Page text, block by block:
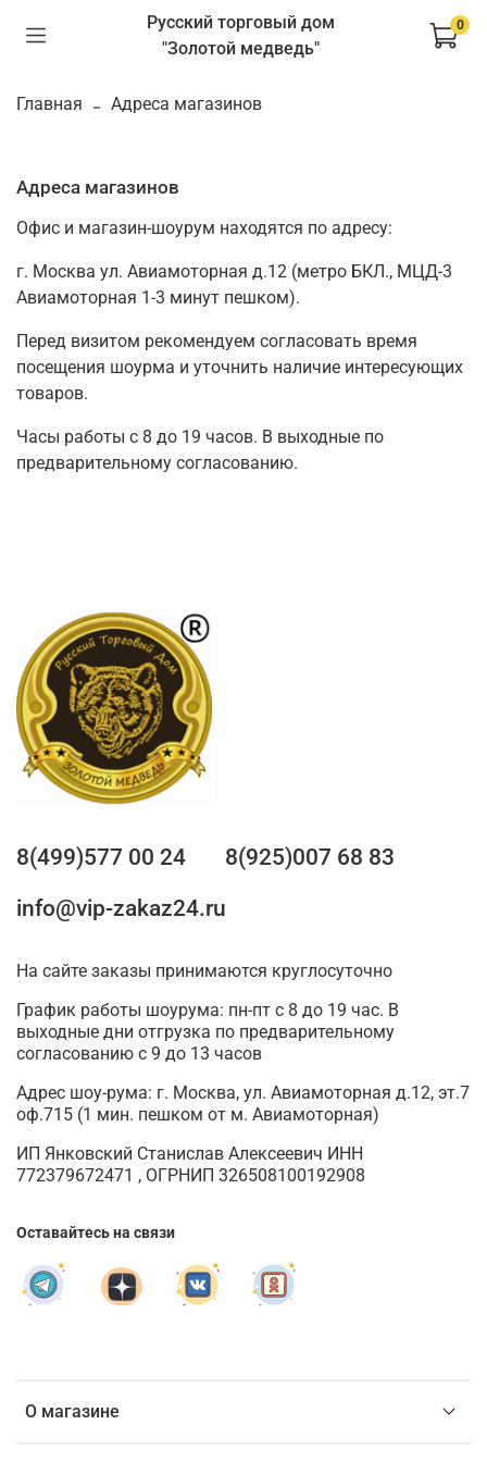
Русский торговый дом
"Золотой медведь"
0
Главная Адреса магазинов
Адреса магазинов
Офис и магазин-шоурум находятся по адресу:
г. Москва ул. Авиамоторная д.12 (метро БКЛ., МЦД-3
Авиамоторная 1-3 минут пешком).
Перед визитом рекомендуем согласовать время
посещения шоурма и уточнить наличие интересующих
товаров.
Часы работы с 8 до 19 часов. В выходные по
предварительному согласованию.
О магазине
8(499)577 00 24
8(925)007 68 83
info@vip-zakaz24.ru
На сайте заказы принимаются круглосуточно
График работы шоурума: пн-пт с 8 до 19 час. В
выходные дни отгрузка по предварительному
согласованию с 9 до 13 часов
Адрес шоу-рума: г. Москва, ул. Авиамоторная д.12, эт.7
оф.715 (1 мин. пешком от м. Авиамоторная)
ИП Янковский Станислав Алексеевич ИНН
772379672471 , ОГРНИП 326508100192908
Оставайтесь на связи